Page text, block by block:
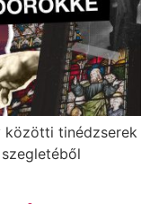
közötti tinédzserek